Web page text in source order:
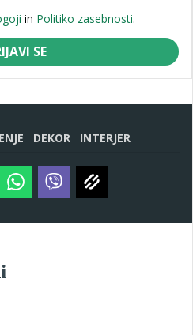
in Politiko zasebnosti.
SE
DEKOR INTERJER